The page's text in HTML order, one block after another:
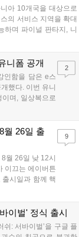
아 10개국을 대상으로
의 서비스 지역을 확대
하며 파이널 판타지, 니
니다. 신상품이 순차적
니폼 공개
인함을 담은 e스
했다. 이번 유니
며, 일상복으로
공식 홈페이지
획이다....
2
월 26일 출
월 26일 낮 12시
이끄는 에이버튼
시일과 함께 핵
릭터명 선점은
9
이벌' 정식 출시
쉬: 서바이벌’을 구글 플